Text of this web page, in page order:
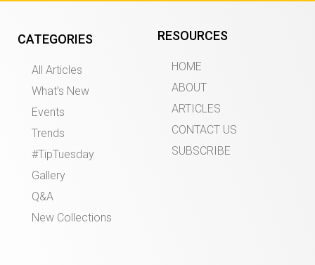
CATEGORIES
All Articles
What’s New
Events
Trends
#TipTuesday
Gallery
Q&A
New Collections
RESOURCES
HOME
ABOUT
ARTICLES
CONTACT US
SUBSCRIBE